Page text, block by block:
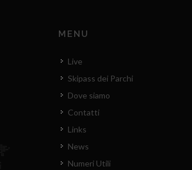
MENU
Live
Skipass dei Parchi
Dove siamo
Contatti
Links
News
Numeri Utili